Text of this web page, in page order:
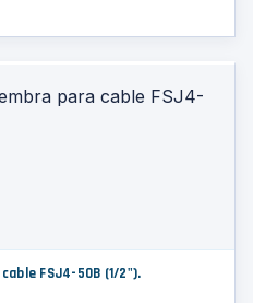
FSJ4-50B (1/2").